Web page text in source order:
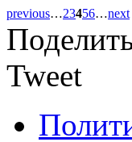
previous…23456…next
Tweet